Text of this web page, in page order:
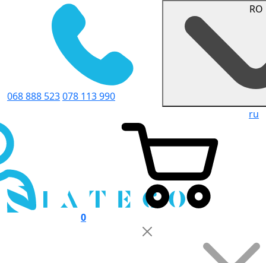
068 888 523078 113 990
ru
0